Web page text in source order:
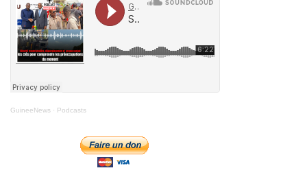
GuineeNews · Podcasts